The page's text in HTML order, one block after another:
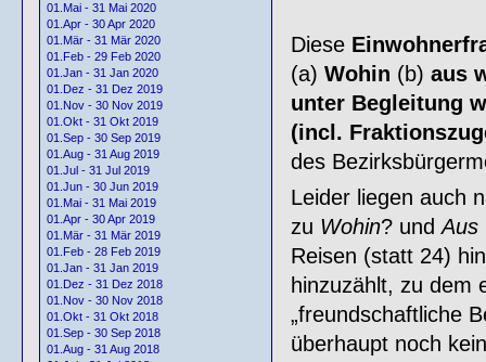
01.Mai - 31 Mai 2020
01.Apr - 30 Apr 2020
01.Mär - 31 Mär 2020
01.Feb - 29 Feb 2020
01.Jan - 31 Jan 2020
01.Dez - 31 Dez 2019
01.Nov - 30 Nov 2019
01.Okt - 31 Okt 2019
01.Sep - 30 Sep 2019
01.Aug - 31 Aug 2019
01.Jul - 31 Jul 2019
01.Jun - 30 Jun 2019
01.Mai - 31 Mai 2019
01.Apr - 30 Apr 2019
01.Mär - 31 Mär 2019
01.Feb - 28 Feb 2019
01.Jan - 31 Jan 2019
01.Dez - 31 Dez 2018
01.Nov - 30 Nov 2018
01.Okt - 31 Okt 2018
01.Sep - 30 Sep 2018
01.Aug - 31 Aug 2018
Diese
(a) Wohin (b) aus
unter Begleitung
(incl.
des
Leider liegen auch
zu Wohin? undAus
Reisen (statt 24)
hinzuzählt, zu dem
„freundschaftliche
überhaupt noch